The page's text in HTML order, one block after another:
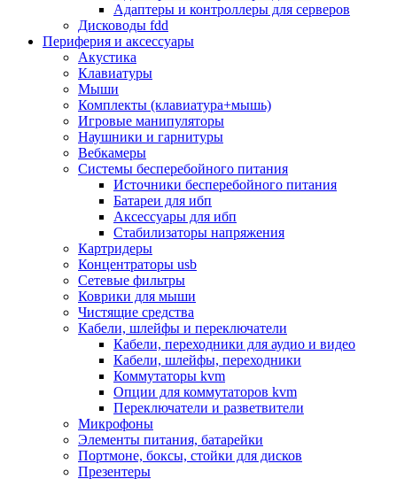
Dvd-r
Dvdrw
Серверы
Программное обеспечение
Операционные системы
Антивирусное по
Офисные приложения
Неттопы, тонкие клиенты, платформы nuc
Микрокомпьютеры
Опции для компьютеров
Бытовая техника
Кухонная техника
Блендеры, измельчители
Блинницы
Вакуумные упаковщики
Весы кухонные
Гриль
Дистилляторы
Йогуртницы
Кофеварки и кофемашины
Кофемолки
Кухонные комбайны
Ломтерезки
Микроволновые печи
Миксеры
Мини-печи
Мойки
Мультиварки
Адаптеры и контроллеры для серверов
Дисководы fdd
Периферия и аксессуары
Акустика
Клавиатуры
Мыши
Комплекты (клавиатура+мышь)
Игровые манипуляторы
Наушники и гарнитуры
Вебкамеры
Системы бесперебойного питания
Источники бесперебойного питания
Батареи для ибп
Аксессуары для ибп
Стабилизаторы напряжения
Картридеры
Концентраторы usb
Сетевые фильтры
Коврики для мыши
Чистящие средства
Кабели, шлейфы и переключатели
Кабели, переходники для аудио и видео
Кабели, шлейфы, переходники
Коммутаторы kvm
Опции для коммутаторов kvm
Переключатели и разветвители
Микрофоны
Элементы питания, батарейки
Портмоне, боксы, стойки для дисков
Презентеры